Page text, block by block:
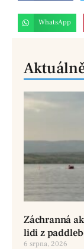
WhatsApp
Záchranná
lidi z
6 srpna, 2026